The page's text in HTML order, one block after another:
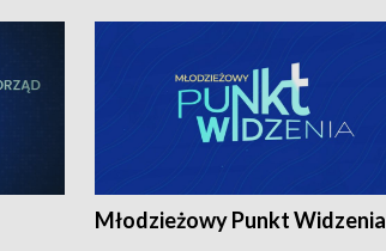
Młodzieżowy Punkt Widzenia